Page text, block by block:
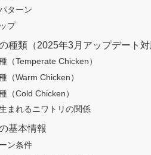
ターン
プ
種類（2025年3月アップデート対
（Temperate Chicken）
（Warm Chicken）
（Cold Chicken）
まれるニワトリの関係
基本情報
ン条件